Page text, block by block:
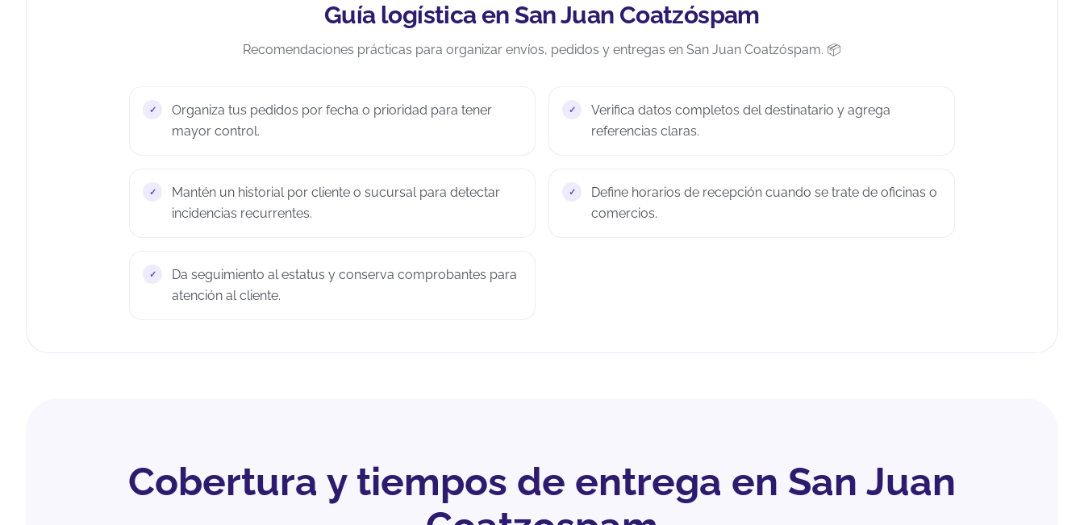
Guía logística en San Juan Coatzóspam
Recomendaciones prácticas para organizar envíos, pedidos y entregas en San Juan Coatzóspam. 📦
Organiza tus pedidos por fecha o prioridad para tener
mayor control.
Verifica datos completos del destinatario y agrega
referencias claras.
Mantén un historial por cliente o sucursal para detectar
incidencias recurrentes.
Define horarios de recepción cuando se trate de oficinas o
comercios.
Da seguimiento al estatus y conserva comprobantes para
atención al cliente.
Cobertura y tiempos de entrega en San Juan